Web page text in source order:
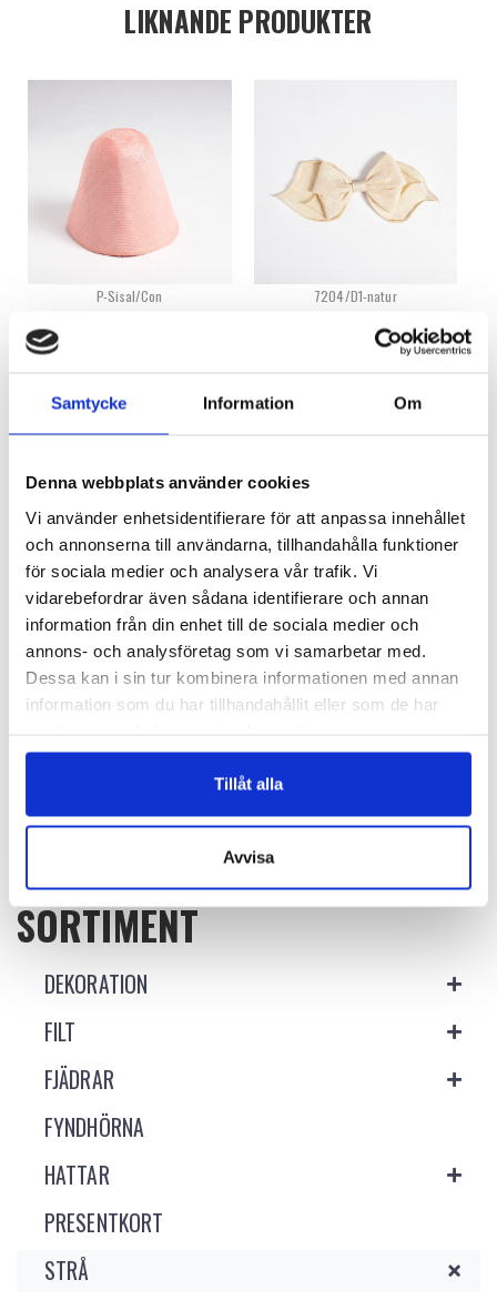
Samtycke Information Om
Denna webbplats använder cookies
Vi använder enhetsidentifierare för att anpassa innehållet
och annonserna till användarna, tillhandahålla funktioner
för sociala medier och analysera vår trafik. Vi
vidarebefordrar även sådana identifierare och annan
information från din enhet till de sociala medier och
annons- och analysföretag som vi samarbetar med.
Dessa kan i sin tur kombinera informationen med annan
information som du har tillhandahållit eller som de har
Tillåt alla
Avvisa
LIKNANDE PRODUKTER
P-Sisal/Con
Logga in för att se pris
7204/D1-natur
PINOK POK – ROSETT
Logga in för att se pris
BAO
BAO – NATUR
Logga in för att se pris
READ MORE
7104/C
BANANFIBER OAPPRETERAD –
FÄRGAD
VÄLJ ALTERNATIV
SORTIMENT
DEKORATION
FILT
FJÄDRAR
FYNDHÖRNA
HATTAR
PRESENTKORT
STRÅ